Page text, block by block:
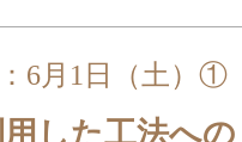
6月1日（土）①
した工法への